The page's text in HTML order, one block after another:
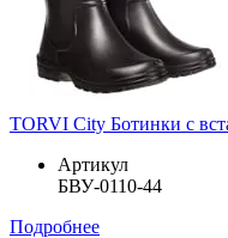
TORVI City Ботинки с
Артикул
БВУ-0110-44
Подробнее